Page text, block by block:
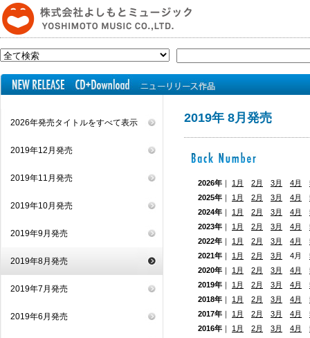
2026年発売タイトルをすべて表示
2019年12月発売
2019年11月発売
2019年10月発売
2019年9月発売
2019年8月発売
2019年7月発売
2019年6月発売
2019年 8月発売
2026年 ｜ 1月 2月 3月 4月
2025年 ｜ 1月 2月 3月 4月
2024年 ｜ 1月 2月 3月 4月
2023年 ｜ 1月 2月 3月 4月
2022年 ｜ 1月 2月 3月 4月
2021年 ｜ 1月 2月 3月 4月
2020年 ｜ 1月 2月 3月 4月
2019年 ｜ 1月 2月 3月 4月
2018年 ｜ 1月 2月 3月 4月
2017年 ｜ 1月 2月 3月 4月
2016年 ｜ 1月 2月 3月 4月